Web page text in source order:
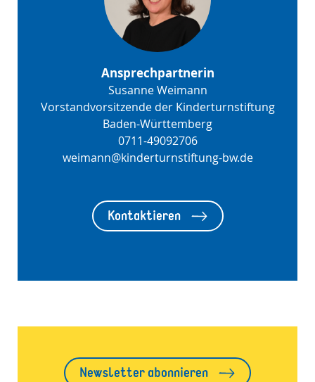
Ansprechpartnerin
Susanne Weimann
Vorstandvorsitzende der Kinderturnstiftung
Baden-Württemberg
0711-49092706
weimann@kinderturnstiftung-bw.de
Kontaktieren
Newsletter abonnieren